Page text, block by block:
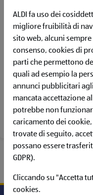
Imposta un Job Alert
VAI
Oppure, scopri tutte le
nella
ALDI fa uso dei
migliore fruibilità di
sito web, alcuni sempre
consenso, cookies di
parti che permettono
quali ad esempio la
annunci pubblicitari
mancata accettazione
potrebbe non
caricamento dei
trovate di seguito,
possano essere
GDPR).
Cliccando su "Accetta
cookies.